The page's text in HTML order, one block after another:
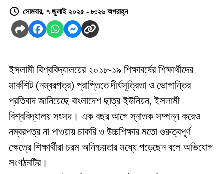
সোমবার, ৭ জুলাই ২০২৫ - ৮:২৬ অপরাহ্ন
ইসলামী বিশ্ববিদ্যালয়ের ২০১৮-১৯ শিক্ষাবর্ষের শিক্ষার্থীদের
মার্কশিট (নম্বরপত্র) প্রাপ্তিতে দীর্ঘসূত্রিতা ও ভোগান্তির
প্রতিবাদ জানিয়েছে বাংলাদেশ ছাত্র ইউনিয়ন, ইসলামী
বিশ্ববিদ্যালয় সংসদ। এক বছর আগে স্নাতক সম্পন্ন করেও
নম্বরপত্র না পাওয়ায় চাকরি ও উচ্চশিক্ষার মতো গুরুত্বপূর্ণ
ক্ষেত্রে শিক্ষার্থীরা চরম অনিশ্চয়তার মধ্যে পড়েছেন বলে অভিযোগ
সংগঠনটির।